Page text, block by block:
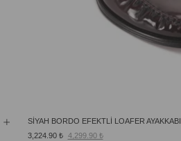
SİYAH BORDO EFEKTLİ LOAFER AYAKKABI
3,224.90 ₺
4,299.90 ₺